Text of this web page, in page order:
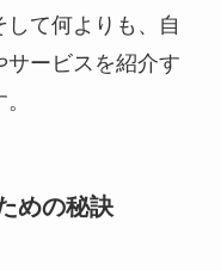
て何よりも、自
ービスを紹介す
めの秘訣